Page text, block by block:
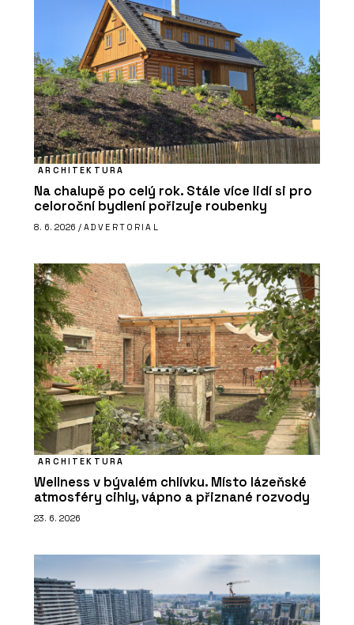
ARCHITEKTURA
Na chalupě po celý rok. Stále více lidí si pro
celoroční bydlení pořizuje roubenky
8. 6. 2026 / ADVERTORIAL
ARCHITEKTURA
Wellness v bývalém chlívku. Místo lázeňské
atmosféry cihly, vápno a přiznané rozvody
23. 6. 2026